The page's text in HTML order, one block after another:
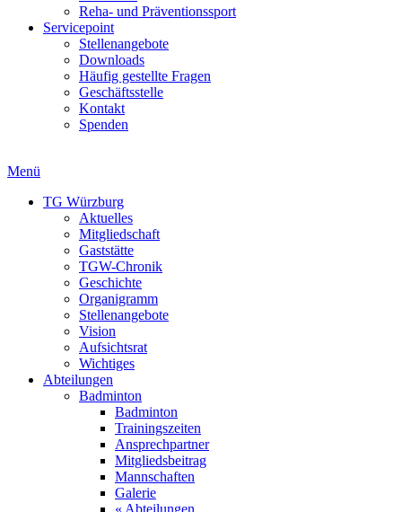
Reha- und Präventionssport
Servicepoint
Stellenangebote
Downloads
Häufig gestellte Fragen
Geschäftsstelle
Kontakt
Spenden
Menü
TG Würzburg
Aktuelles
Mitgliedschaft
Gaststätte
TGW-Chronik
Geschichte
Organigramm
Stellenangebote
Vision
Aufsichtsrat
Wichtiges
Abteilungen
Badminton
Badminton
Trainingszeiten
Ansprechpartner
Mitgliedsbeitrag
Mannschaften
Galerie
« Abteilungen